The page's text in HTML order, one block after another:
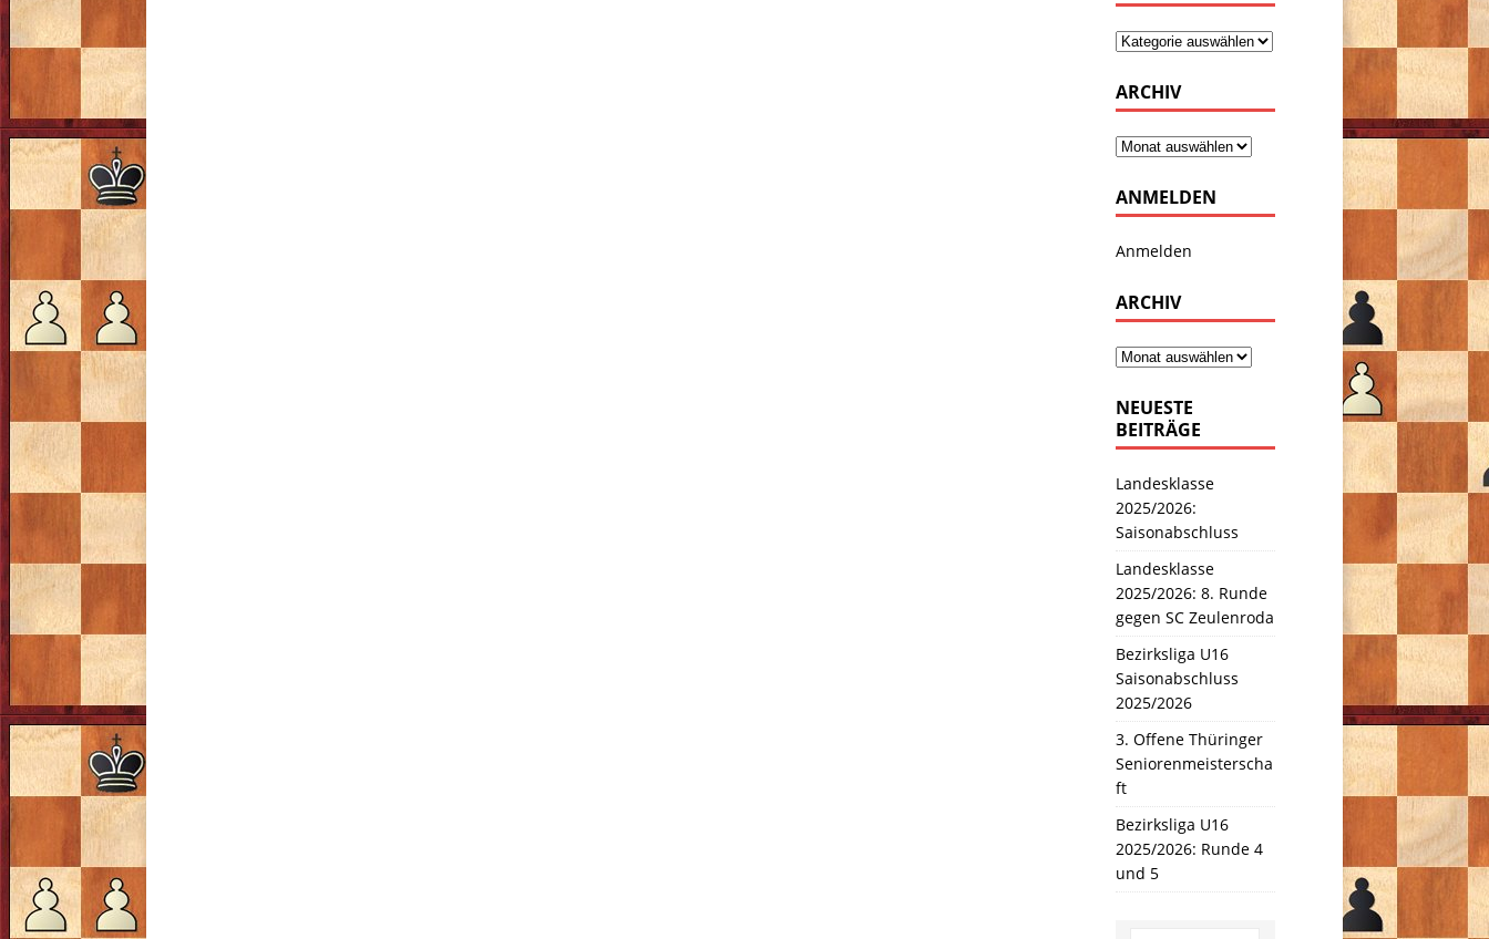
ARCHIV
ANMELDEN
Anmelden
ARCHIV
NEUESTE
BEITRÄGE
Landesklasse
2025/2026:
Saisonabschluss
Landesklasse
2025/2026: 8. Runde
gegen SC Zeulenroda
Bezirksliga U16
Saisonabschluss
2025/2026
3. Offene Thüringer
Seniorenmeisterscha
ft
Bezirksliga U16
2025/2026: Runde 4
und 5